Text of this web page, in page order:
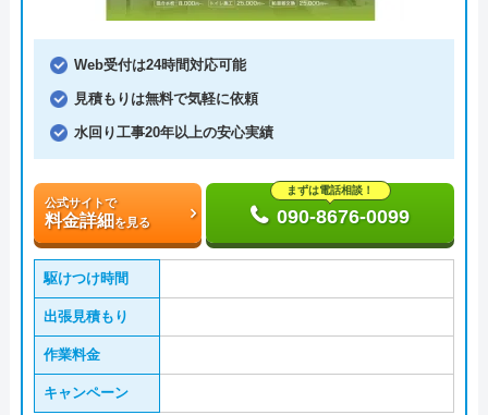
Web受付は24時間対応可能
見積もりは無料で気軽に依頼
水回り工事20年以上の安心実績
公式サイトで
料金詳細を見る
まずは電話相談！
090-8676-0099
駆けつけ時間
出張見積もり
作業料金
キャンペーン